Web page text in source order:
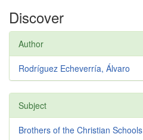
Discover
Author
Rodríguez Echeverría, Álvaro
Subject
Brothers of the Christian Schools